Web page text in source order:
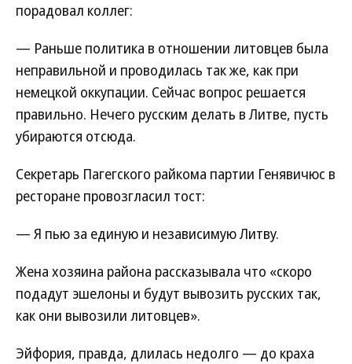
порадовал коллег:
— Раньше политика в отношении литовцев была
неправильной и проводилась так же, как при
немецкой оккупации. Сейчас вопрос решается
правильно. Нечего русским делать в Литве, пусть
убираются отсюда.
Секретарь Пагегского райкома партии Генявичюс в
ресторане провозгласил тост:
— Я пью за единую и независимую Литву.
Жена хозяина района рассказывала что «скоро
подадут эшелоны и будут вывозить русских так,
как они вывозили литовцев».
Эйфория, правда, длилась недолго — до краха